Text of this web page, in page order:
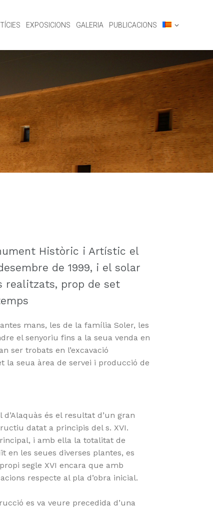
EXPOSICIONS GALERIA PUBLICACIONS
Històric i Artístic el
de 1999, i el solar
realitzats, prop de set
mans, les de la família Soler, les
el senyoriu fins a la seua venda en
ser trobats en l’excavació
la seua àrea de servei i producció de
d’Alaquàs és el resultat d’un gran
datat a principis del s. XVI.
i amb ella la totalitat de
en les seues diverses plantes, es
segle XVI encara que amb
respecte al pla d’obra inicial.
es va veure precedida d’una